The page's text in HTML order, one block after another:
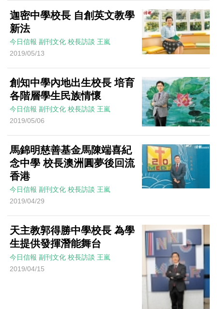
迦密中學校長 自創英文教學
新法
今日信報 副刊文化 校長訪談 王嵐
2019/05/13
創知中學內地出生校長 培育
各階層學生民族情懷
今日信報 副刊文化 校長訪談 王嵐
2019/05/06
馬錦明慈善基金馬陳端喜紀
念中學 校長澳洲圓夢後回流
香港
今日信報 副刊文化 校長訪談 王嵐
2019/04/29
天主教郭得勝中學校長 為學
生提供發揮潛能舞台
今日信報 副刊文化 校長訪談 王嵐
2019/04/15